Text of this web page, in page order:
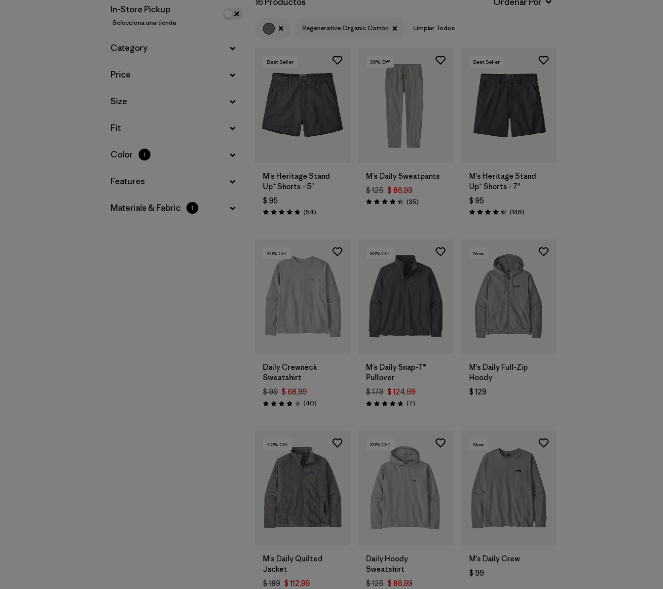
Filtrar por
Materials & Fabric 1
In-Store Pickup
Selecciona una tienda
Filtrar por
Category
Filtrar por
Price
Filtrar por
Size
Filtrar por
Fit
Filtrar por
Color 1
Filtrar por
Features
Filtrar por
Materials & Fabric 1
Regenerative Organic Cotton Limpiar Todos
Best Seller
M's Heritage Stand
Up™ Shorts - 5"
$ 95
Valoración: 4.8 / 5
(54Comentarios
)
30% Off
M's Daily Sweatpants
$ 125 $ 86,99
Valoración: 4.4 / 5
(35Comentarios
)
Best Seller
M's Heritage Stand
Up™ Shorts - 7"
$ 95
Valoración: 4.4 / 5
(148Comentarios
)
30% Off
Daily Crewneck
Sweatshirt
$ 99 $ 68,99
Valoración: 4.0 / 5
(40Comentarios
)
30% Off
M's Daily Snap-T®
Pullover
$ 179 $ 124,99
Valoración: 4.7 / 5
(7Comentarios
)
New
M's Daily Full-Zip
Hoody
$ 129
40% Off
M's Daily Quilted
Jacket
$ 189 $ 112,99
30% Off
Daily Hoody
Sweatshirt
$ 125 $ 86,99
New
M's Daily Crew
$ 99